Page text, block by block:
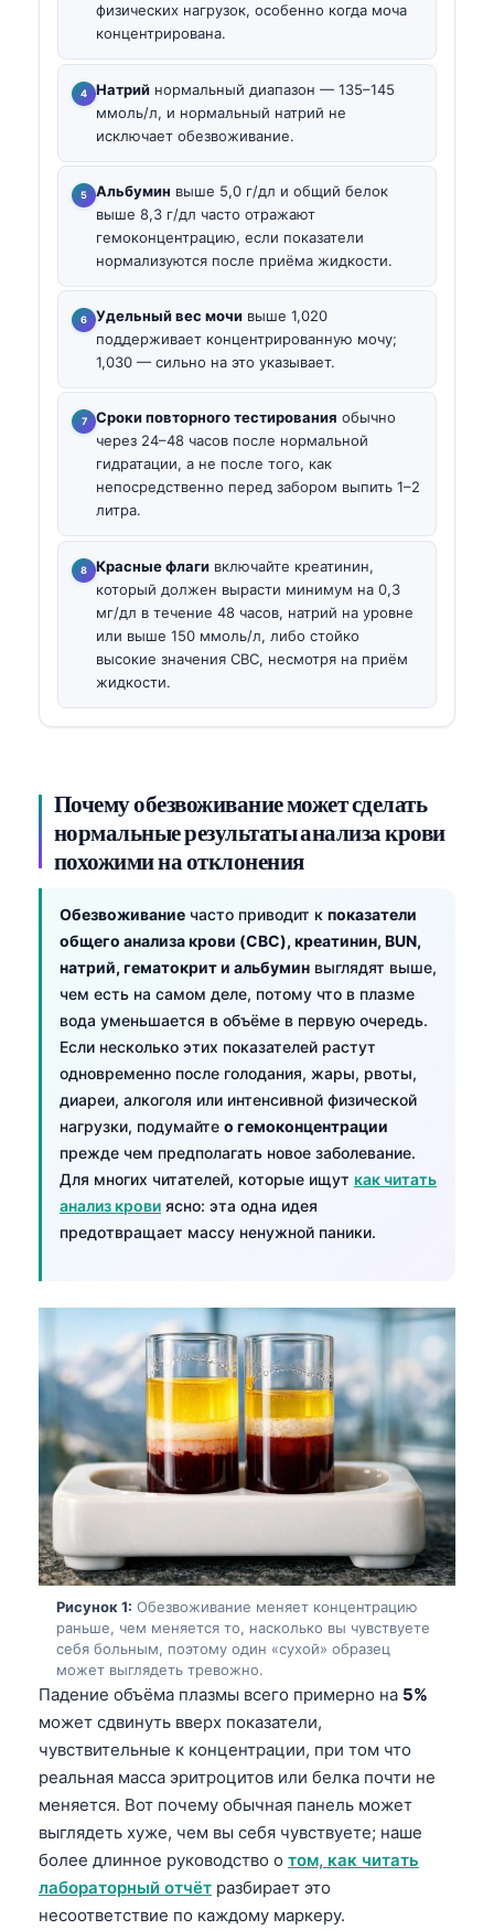
физических нагрузок, особенно когда моча
концентрирована.
Натрий нормальный диапазон — 135–145
ммоль/л, и нормальный натрий не
исключает обезвоживание.
Альбумин выше 5,0 г/дл и общий белок
выше 8,3 г/дл часто отражают
гемоконцентрацию, если показатели
нормализуются после приёма жидкости.
Удельный вес мочи выше 1,020
поддерживает концентрированную мочу;
1,030 — сильно на это указывает.
Сроки повторного тестирования обычно
через 24–48 часов после нормальной
гидратации, а не после того, как
непосредственно перед забором выпить 1–2
литра.
Красные флаги включайте креатинин,
который должен вырасти минимум на 0,3
мг/дл в течение 48 часов, натрий на уровне
или выше 150 ммоль/л, либо стойко
высокие значения CBC, несмотря на приём
жидкости.
Почему обезвоживание может сделать
нормальные результаты анализа крови
похожими на отклонения
Обезвоживание часто приводит к показатели
общего анализа крови (CBC), креатинин, BUN,
натрий, гематокрит и альбумин выглядят выше,
чем есть на самом деле, потому что в плазме
вода уменьшается в объёме в первую очередь.
Если несколько этих показателей растут
одновременно после голодания, жары, рвоты,
диареи, алкоголя или интенсивной физической
нагрузки, подумайте о гемоконцентрации
прежде чем предполагать новое заболевание.
Для многих читателей, которые ищут как читать
анализ крови ясно: эта одна идея
предотвращает массу ненужной паники.
Рисунок 1: Обезвоживание меняет концентрацию
раньше, чем меняется то, насколько вы чувствуете
себя больным, поэтому один «сухой» образец
может выглядеть тревожно.
Падение объёма плазмы всего примерно на 5%
может сдвинуть вверх показатели,
чувствительные к концентрации, при том что
реальная масса эритроцитов или белка почти не
меняется. Вот почему обычная панель может
выглядеть хуже, чем вы себя чувствуете; наше
более длинное руководство о том, как читать
лабораторный отчёт разбирает это
несоответствие по каждому маркеру.